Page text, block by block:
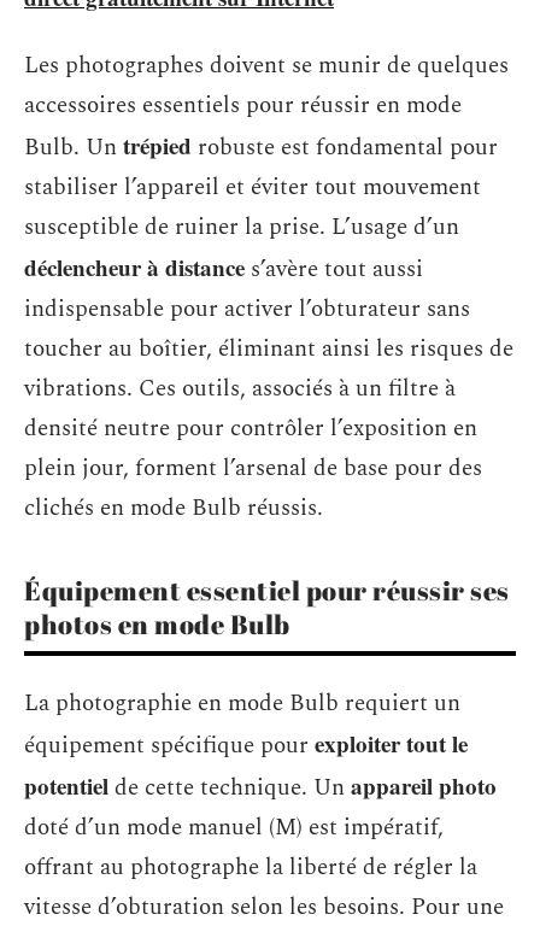
Les photographes doivent se munir de quelques
accessoires essentiels pour réussir en mode
Bulb. Untrépied robuste est fondamental pour
stabiliser l’appareil et éviter tout mouvement
susceptible de ruiner la prise. L’usage d’un
déclencheur à distance s’avère tout aussi
indispensable pour activer l’obturateur sans
toucher au boîtier, éliminant ainsi les risques de
vibrations. Ces outils, associés à un filtre à
densité neutre pour contrôler l’exposition en
plein jour, forment l’arsenal de base pour des
clichés en mode Bulb réussis.
Équipement essentiel pour réussir ses
photos en mode Bulb
La photographie en mode Bulb requiert un
équipement spécifique pour exploiter tout le
potentielde cette technique. Unappareil photo
doté d’un mode manuel (M) est impératif,
offrant au photographe la liberté de régler la
vitesse d’obturation selon les besoins. Pour une